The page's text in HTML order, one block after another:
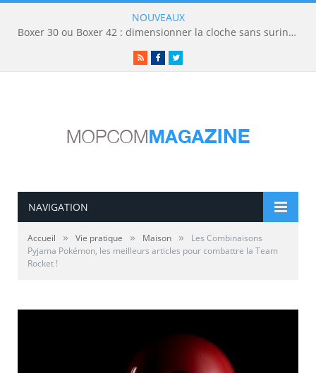
NOUVEAUX
Boxer 30 ou Boxer 42 : dimensionner la cloche sans surinvestir
RSSFacebookTwitter
NAVIGATION
Accueil » Vie pratique » Maison »
Les Combinaisons
Pyjama Pokémon, les meilleurs articles pour combattre la Team
Rocket !